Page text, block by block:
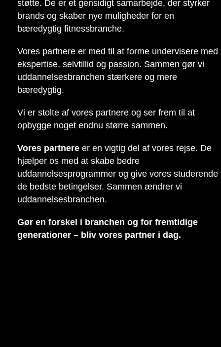
støtte. De er et gensidigt samarbejde, der styrker
brands og skaber nye muligheder for en
bæredygtig fitnessbranche.
Vores partnere er med til at forme undervisere med
ekspertise, selvtillid og passion. Sammen gør vi
uddannelsesbranchen stærkere og mere
bæredygtig.
Vi er stolte af vores partnere og ser frem til at
opbygge noget endnu større sammen.
Vores partnere er en vigtig del af vores rejse. De
hjælper os med at skabe bedre
uddannelsesprogrammer og give vores studerende
de bedste betingelser. Sammen ændrer vi
uddannelsesbranchen.
Gør en forskel i branchen og for fremtidige
generationer – bliv vores partner i dag.